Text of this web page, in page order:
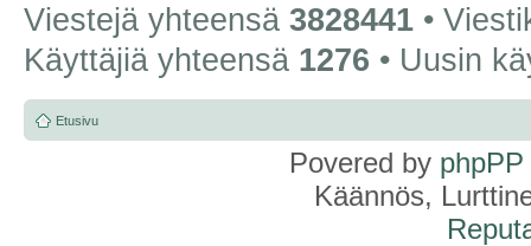
Viestejä yhteensä 3828441 •
Käyttäjiä yhteensä 1276 • Uusin
Etusivu
Povered by phpPP
Käännös,